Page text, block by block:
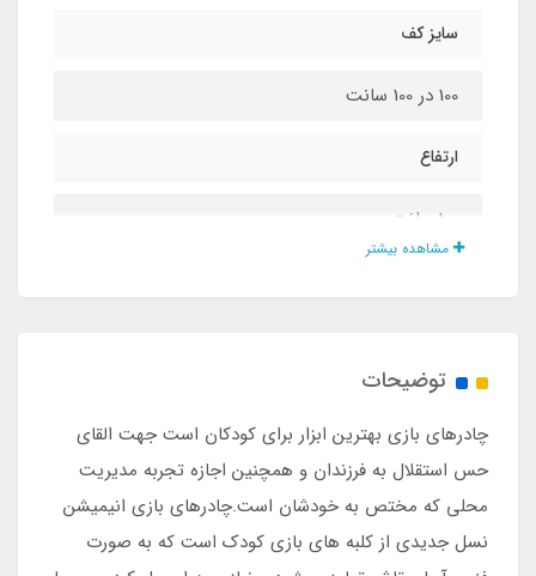
سایز کف
100 در 100 سانت
ارتفاع
100 سانت
پلی استر پشت نقره ضد آب
مناسب تا سن
مشاهده بیشتر
توضیحات
چادرهای بازی بهترین ابزار برای کودکان است جهت القای
حس استقلال به فرزندان و همچنین اجازه تجربه مدیریت
محلی که مختص به خودشان است.چادرهای بازی انیمیشن
نسل جدیدی از کلبه های بازی کودک است که به صورت